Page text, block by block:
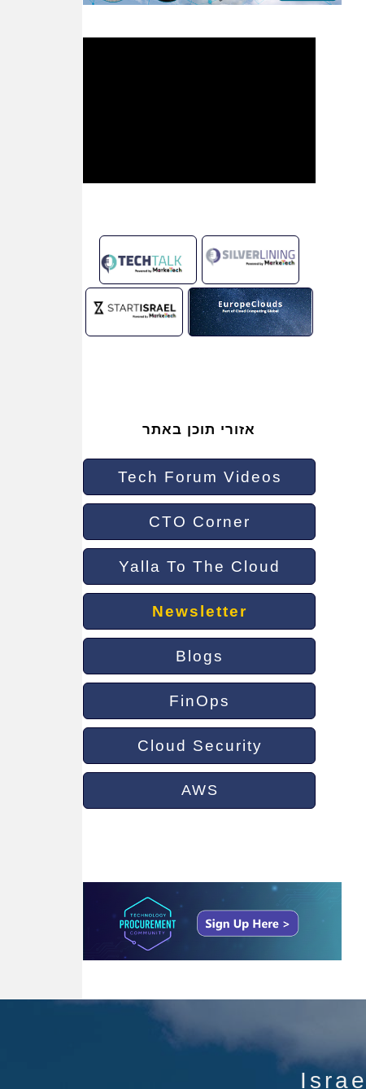
אזורי תוכן באתר
Tech Forum Videos
CTO Corner
Yalla To The Cloud
Newsletter
Blogs
FinOps
Cloud Security
AWS